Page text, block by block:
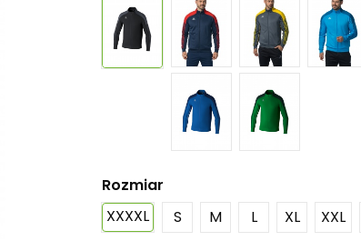
Rozmiar
XXXXL
S M L XL XXL